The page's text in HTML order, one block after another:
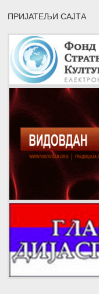
ПРИЈАТЕЉИ САЈТА